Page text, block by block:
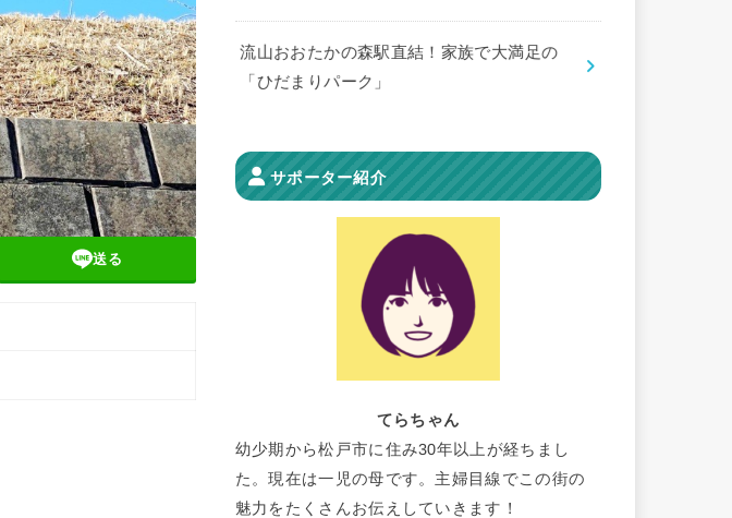
送る
流山おおたかの森駅直結！家族で大満足の
「ひだまりパーク」
サポーター紹介
てらちゃん
幼少期から松戸市に住み30年以上が経ちまし
た。現在は一児の母です。主婦目線でこの街の
魅力をたくさんお伝えしていきます！